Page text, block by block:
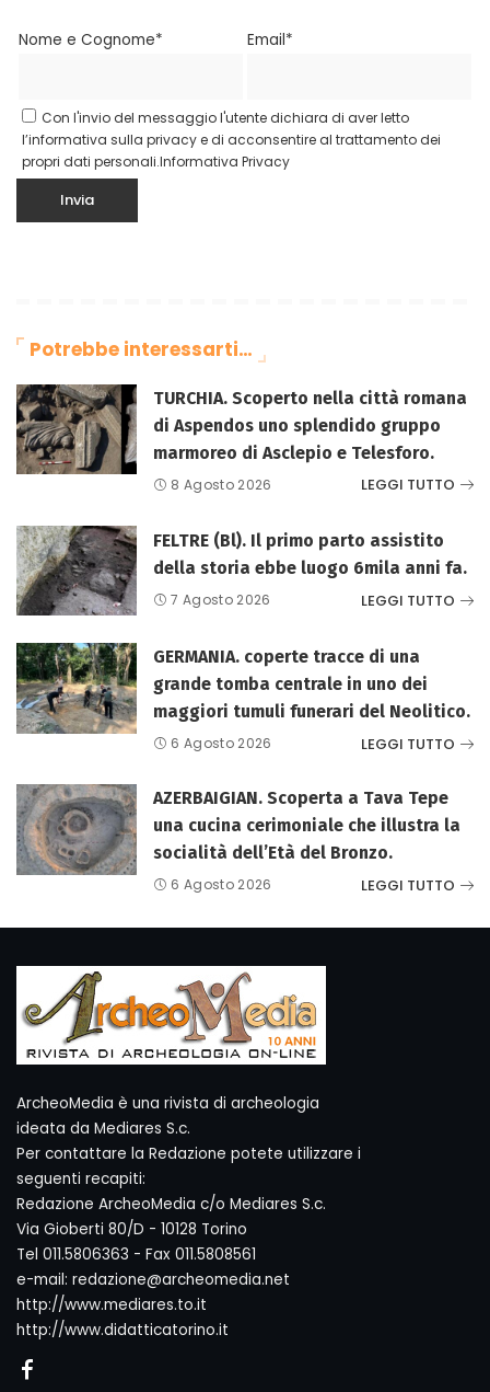
Nome e Cognome* Email*
Con l'invio del messaggio l'utente dichiara di aver letto
l’informativa sulla privacy e di acconsentire al trattamento dei
propri dati personali.Informativa Privacy
Potrebbe interessarti…
TURCHIA. Scoperto nella città romana
di Aspendos uno splendido gruppo
marmoreo di Asclepio e Telesforo.
8 Agosto 2026 LEGGI TUTTO
FELTRE (Bl). Il primo parto assistito
della storia ebbe luogo 6mila anni fa.
7 Agosto 2026 LEGGI TUTTO
GERMANIA. coperte tracce di una
grande tomba centrale in uno dei
maggiori tumuli funerari del Neolitico.
6 Agosto 2026 LEGGI TUTTO
AZERBAIGIAN. Scoperta a Tava Tepe
una cucina cerimoniale che illustra la
socialità dell’Età del Bronzo.
6 Agosto 2026 LEGGI TUTTO
ArcheoMedia è una rivista di archeologia
ideata da Mediares S.c.
Per contattare la Redazione potete utilizzare i
seguenti recapiti:
Redazione ArcheoMedia c/o Mediares S.c.
Via Gioberti 80/D - 10128 Torino
Tel 011.5806363 - Fax 011.5808561
e-mail: redazione@archeomedia.net
http://www.mediares.to.it
http://www.didatticatorino.it